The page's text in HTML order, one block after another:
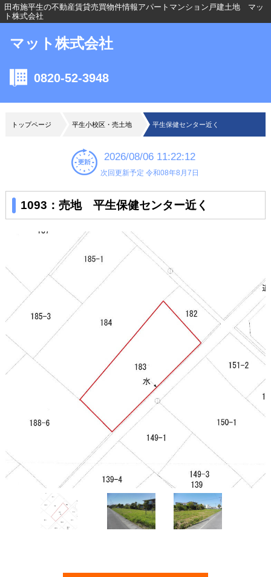
田布施平生の不動産賃貸売買物件情報アパートマンション戸建土地 マッ
ト株式会社
マット株式会社
0820-52-3948
トップページ 平生小校区・売土地 平生保健センター近く
2026/08/06 11:22:12
次回更新予定 令和08年8月7日
1093：売地 平生保健センター近く